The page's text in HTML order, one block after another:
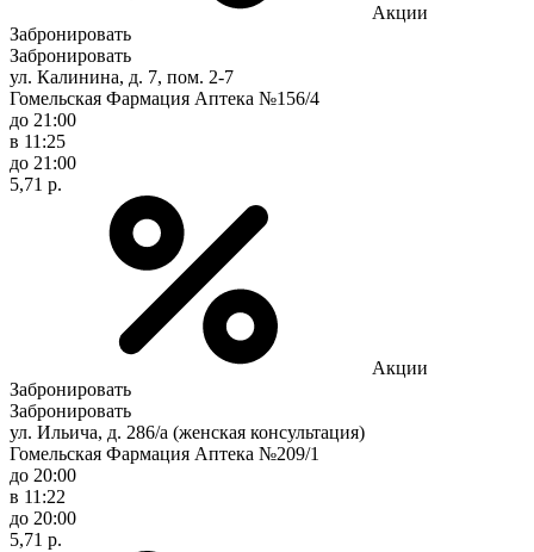
Акции
Забронировать
Забронировать
ул. Калинина, д. 7, пом. 2-7
Гомельская Фармация Аптека №156/4
до 21:00
в 11:25
до 21:00
5,71 р.
Акции
Забронировать
Забронировать
ул. Ильича, д. 286/а (женская консультация)
Гомельская Фармация Аптека №209/1
до 20:00
в 11:22
до 20:00
5,71 р.